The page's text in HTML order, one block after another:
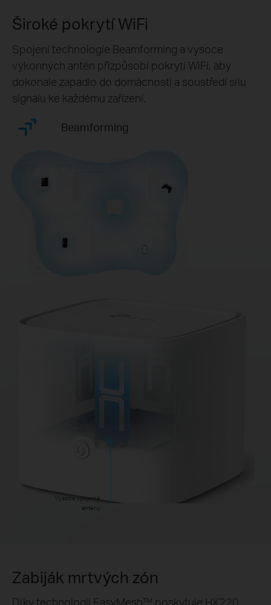
Široké pokrytí WiFi
Spojení technologie Beamforming a vysoce
výkonných antén přizpůsobí pokrytí WiFi, aby
dokonale zapadlo do domácnosti a soustředí sílu
signálu ke každému zařízení.
Beamforming
Vysoce výkonné
antény
Zabiják mrtvých zón
Díky technologii EasyMesh™ poskytuje HX220